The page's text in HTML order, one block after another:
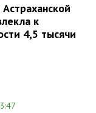
к
4,5 тысячи